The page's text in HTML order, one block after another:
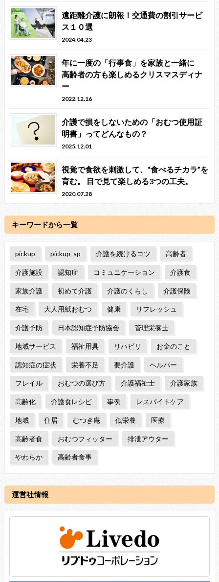
遠距離介護に朗報！交通費の割引サービ
ス１０選
2024.04.23
年に一度の「行事食」を家族と一緒に
高齢者の方も楽しめるクリスマスディナ
ー
2022.12.16
介護で損をしないための「おむつ使用証
明書」ってどんなもの？
2025.12.01
視覚で食欲を刺激して、“食べるチカラ”を
育む。 目で見て楽しめる3つの工夫。
2020.07.28
キーワードから一覧
pickup pickup_sp 介護を続けるコツ 高齢者
介護施設 認知症 コミュニケーション 介護食
家族介護 初めて介護 介護のくらし 介護保険
在宅 大人用紙おむつ 健康 リフレッシュ
介護予防 日本認知症予防協会 管理栄養士
地域サービス 福祉用具 リハビリ お金のこと
認知症の症状 栄養不足 要介護 ヘルパー
フレイル おむつの選び方 介護福祉士 介護家族
高齢化 介護食レシピ 事例 レスパイトケア
地域 住居 むつき庵 低栄養 医療
高齢者食 おむつフィッター 排泄アウター
やわらか 高齢者食事
運営社情報